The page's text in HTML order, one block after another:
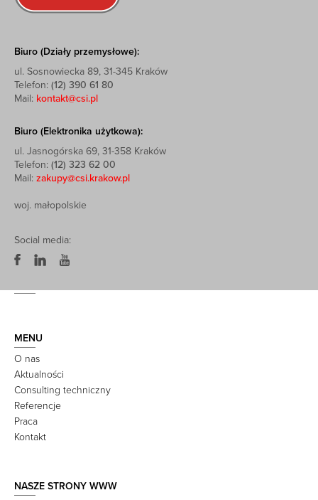
Biuro (Działy przemysłowe):
ul. Sosnowiecka 89, 31-345 Kraków
Telefon: (12) 390 61 80
Mail: kontakt@csi.pl
Biuro (Elektronika użytkowa):
ul. Jasnogórska 69, 31-358 Kraków
Telefon: (12) 323 62 00
Mail: zakupy@csi.krakow.pl
woj. małopolskie
Social media:
MENU
O nas
Aktualności
Consulting techniczny
Referencje
Praca
Kontakt
NASZE STRONY WWW